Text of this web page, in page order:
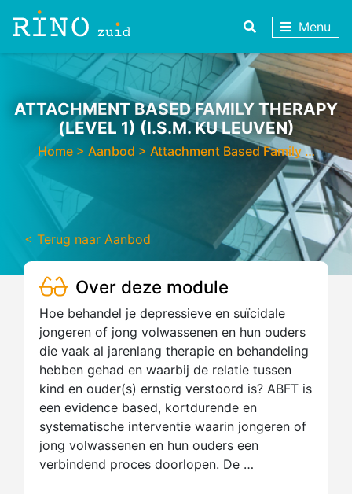
Menu
ATTACHMENT BASED FAMILY THERAPY
(LEVEL 1) (I.S.M. KU LEUVEN)
Home> Aanbod > Attachment Based Family …
< Terug naar Aanbod
Over deze module
Hoe behandel je depressieve en suïcidale
jongeren of jong volwassenen en hun ouders
die vaak al jarenlang therapie en behandeling
hebben gehad en waarbij de relatie tussen
kind en ouder(s) ernstig verstoord is? ABFT is
een evidence based, kortdurende en
systematische interventie waarin jongeren of
jong volwassenen en hun ouders een
verbindend proces doorlopen. De …